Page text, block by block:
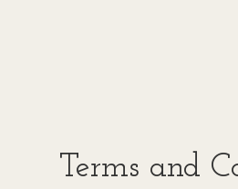
Terms and